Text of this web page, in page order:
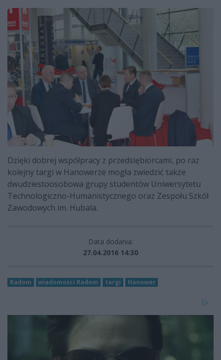
Dzięki dobrej współpracy z przedsiębiorcami, po raz
kolejny targi w Hanowerze mogła zwiedzić także
dwudziestoosobowa grupy studentów Uniwersytetu
Technologiczno-Humanistycznego oraz Zespołu Szkół
Zawodowych im. Hubala.
Data dodania:
27.04.2016 14:30
Radom wiadomości Radom targi Hanower